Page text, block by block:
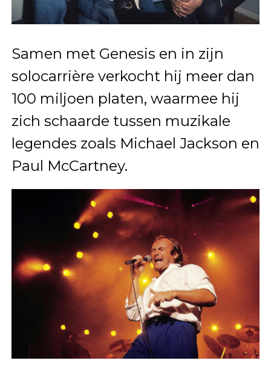
Samen met Genesis en in zijn
solocarrière verkocht hij meer dan
100 miljoen platen, waarmee hij
zich schaarde tussen muzikale
legendes zoals Michael Jackson en
Paul McCartney.